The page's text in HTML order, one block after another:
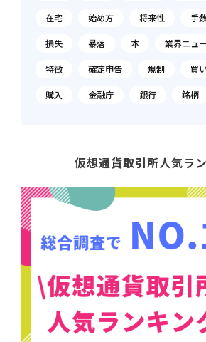
在宅
始め方 将来性 手
損失
暴落 本 業界ニュ
特徴
確定申告 規制 買
購入
金融庁 銀行 銘柄
仮想通貨取引所人気ラ